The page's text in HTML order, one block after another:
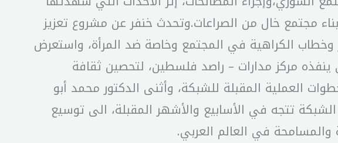
مجتمع خال من الصراعات.وتحدث خنفر عن مشروع تعزيز
وخطاب الكراهية في المجتمع وخاصة ضد المرأة، واستعرض
مركز مدارات – راصد فلسطين، لتحصين ثقافة
العملية المقبلة للشبكة، وأثنى الدكتور محمد أبو
تتجه في الأسابيع والأشهر المقبلة، الى توسيع
والمسامحة في العالم العربي.